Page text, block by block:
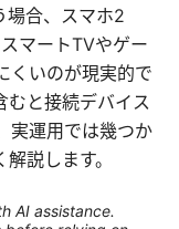
場合、スマホ2
マートTVやゲー
くいのが現実的で
むと接続デバイス
実運用では幾つか
説します。
AI assistance.